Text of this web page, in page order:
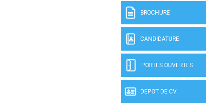
BROCHURE
CANDIDATURE
PORTES OUVERTES
DEPOT DE CV